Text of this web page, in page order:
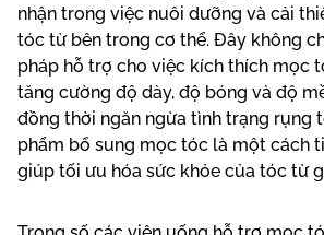
nhận trong việc nuôi dưỡng và cải
tóc từ bên trong cơ thể. Đây không
pháp hỗ trợ cho việc kích thích mọc
tăng cường độ dày, độ bóng và độ
đồng thời ngăn ngừa tình trạng rụng
phẩm bổ sung mọc tóc là một cách
giúp tối ưu hóa sức khỏe của tóc từ